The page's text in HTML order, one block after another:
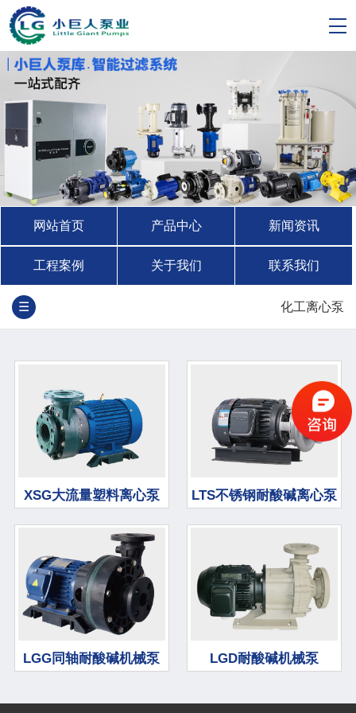
网站首页 产品中心 新闻资讯
工程案例 关于我们 联系我们
☰ 化工离心泵
XSG大流量塑料离心泵 LTS不锈钢耐酸碱离心泵
LGG同轴耐酸碱机械泵 LGD耐酸碱机械泵